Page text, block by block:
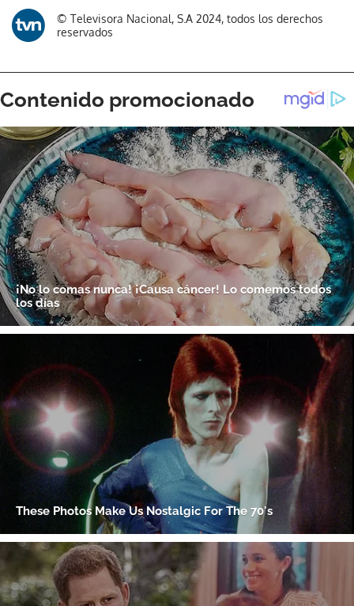
© Televisora Nacional, S.A 2024, todos los derechos
reservados